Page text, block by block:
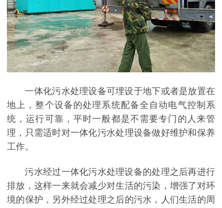
一体化污水处理设备可埋设于地下或者是放置在
地上，整个设备的处理系统配备全自动电气控制系
统，运行可靠，平时一般都是不需要专门的人来管
理，只需适时对一体化污水处理设备做好维护和保养
工作。
污水经过一体化污水处理设备的处理之后再进行
排放，这样一来就会减少对生活的污染，增强了对环
境的保护，另外经过处理之后的污水，人们生活的周